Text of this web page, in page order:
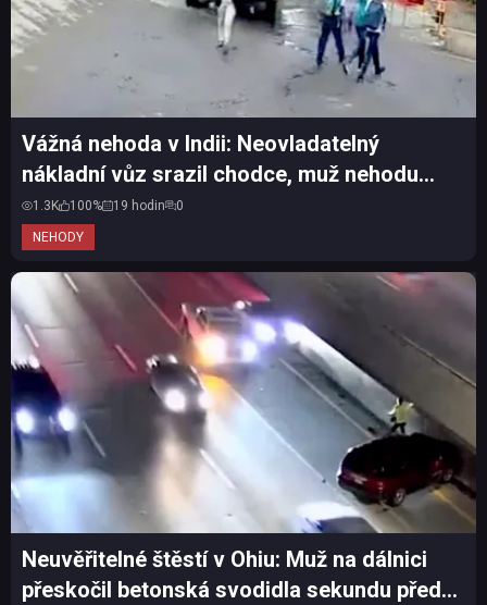
NEHODY
Vážná nehoda v Indii: Neovladatelný
nákladní vůz srazil chodce, muž nehodu
přežil
1.3K 100% 19 hodin 0
Neuvěřitelné štěstí v Ohiu: Muž na dálnici
přeskočil betonská svodidla sekundu před